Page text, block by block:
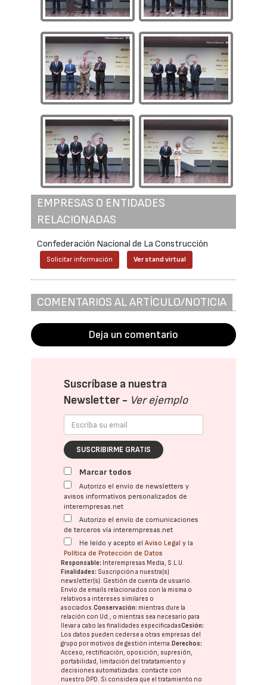
EMPRESAS O ENTIDADES
RELACIONADAS
Confederación Nacional de La Construcción
Solicitar información Ver stand virtual
COMENTARIOS AL ARTÍCULO/NOTICIA
Deja un comentario
Suscríbase a nuestra
Newsletter - Ver ejemplo
SUSCRIBIRME GRATIS
Marcar todos
Autorizo el envío de newsletters y
avisos informativos personalizados de
interempresas.net
Autorizo el envío de comunicaciones
de terceros vía interempresas.net
He leído y acepto elAviso Legal y la
Política de Protección de Datos
Responsable: Interempresas Media, S.L.U.
Finalidades: Suscripción a nuestra(s)
newsletter(s). Gestión de cuenta de usuario.
Envío de emails relacionados con la misma o
relativos a intereses similares o
asociados.Conservación: mientras dure la
relación con Ud., o mientras sea necesario para
llevar a cabo las finalidades especificadasCesión:
Los datos pueden cederse a otras empresas del
grupo por motivos de gestión interna. Derechos:
Acceso, rectificación, oposición, supresión,
portabilidad, limitación del tratatamiento y
decisiones automatizadas: contacte con
nuestro DPD. Si considera que el tratamiento no